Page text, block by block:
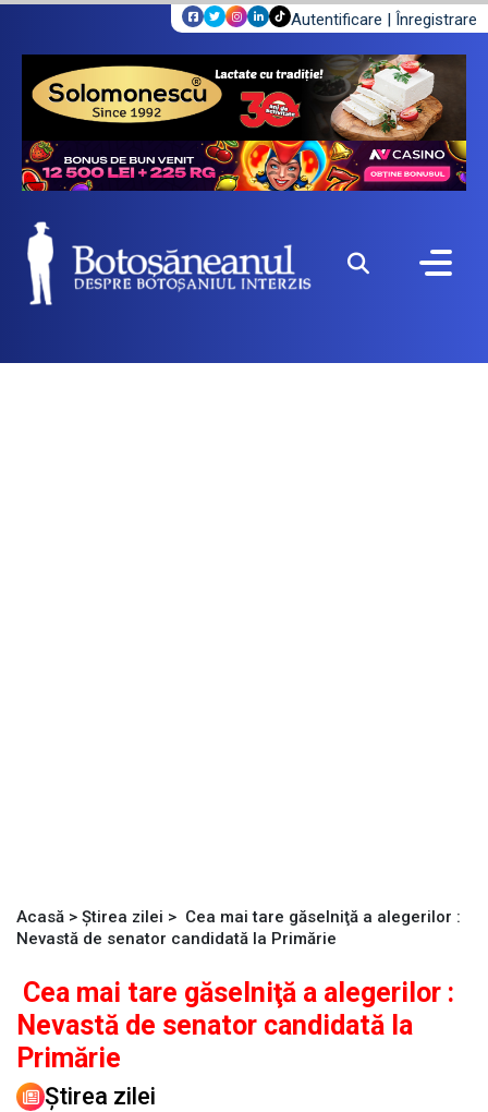
Autentificare | Înregistrare
Acasă > Știrea zilei > Cea mai tare găselniţă a alegerilor :
Nevastă de senator candidată la Primărie
Cea mai tare găselniţă a alegerilor :
Nevastă de senator candidată la
Primărie
Știrea zilei